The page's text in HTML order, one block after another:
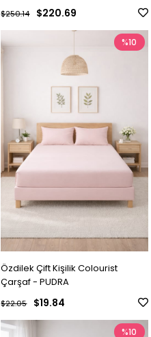
$220.69
$250.14
Özdilek Çift Kişilik Colourist
Çarşaf - PUDRA
$19.84
$22.05
%10
%10